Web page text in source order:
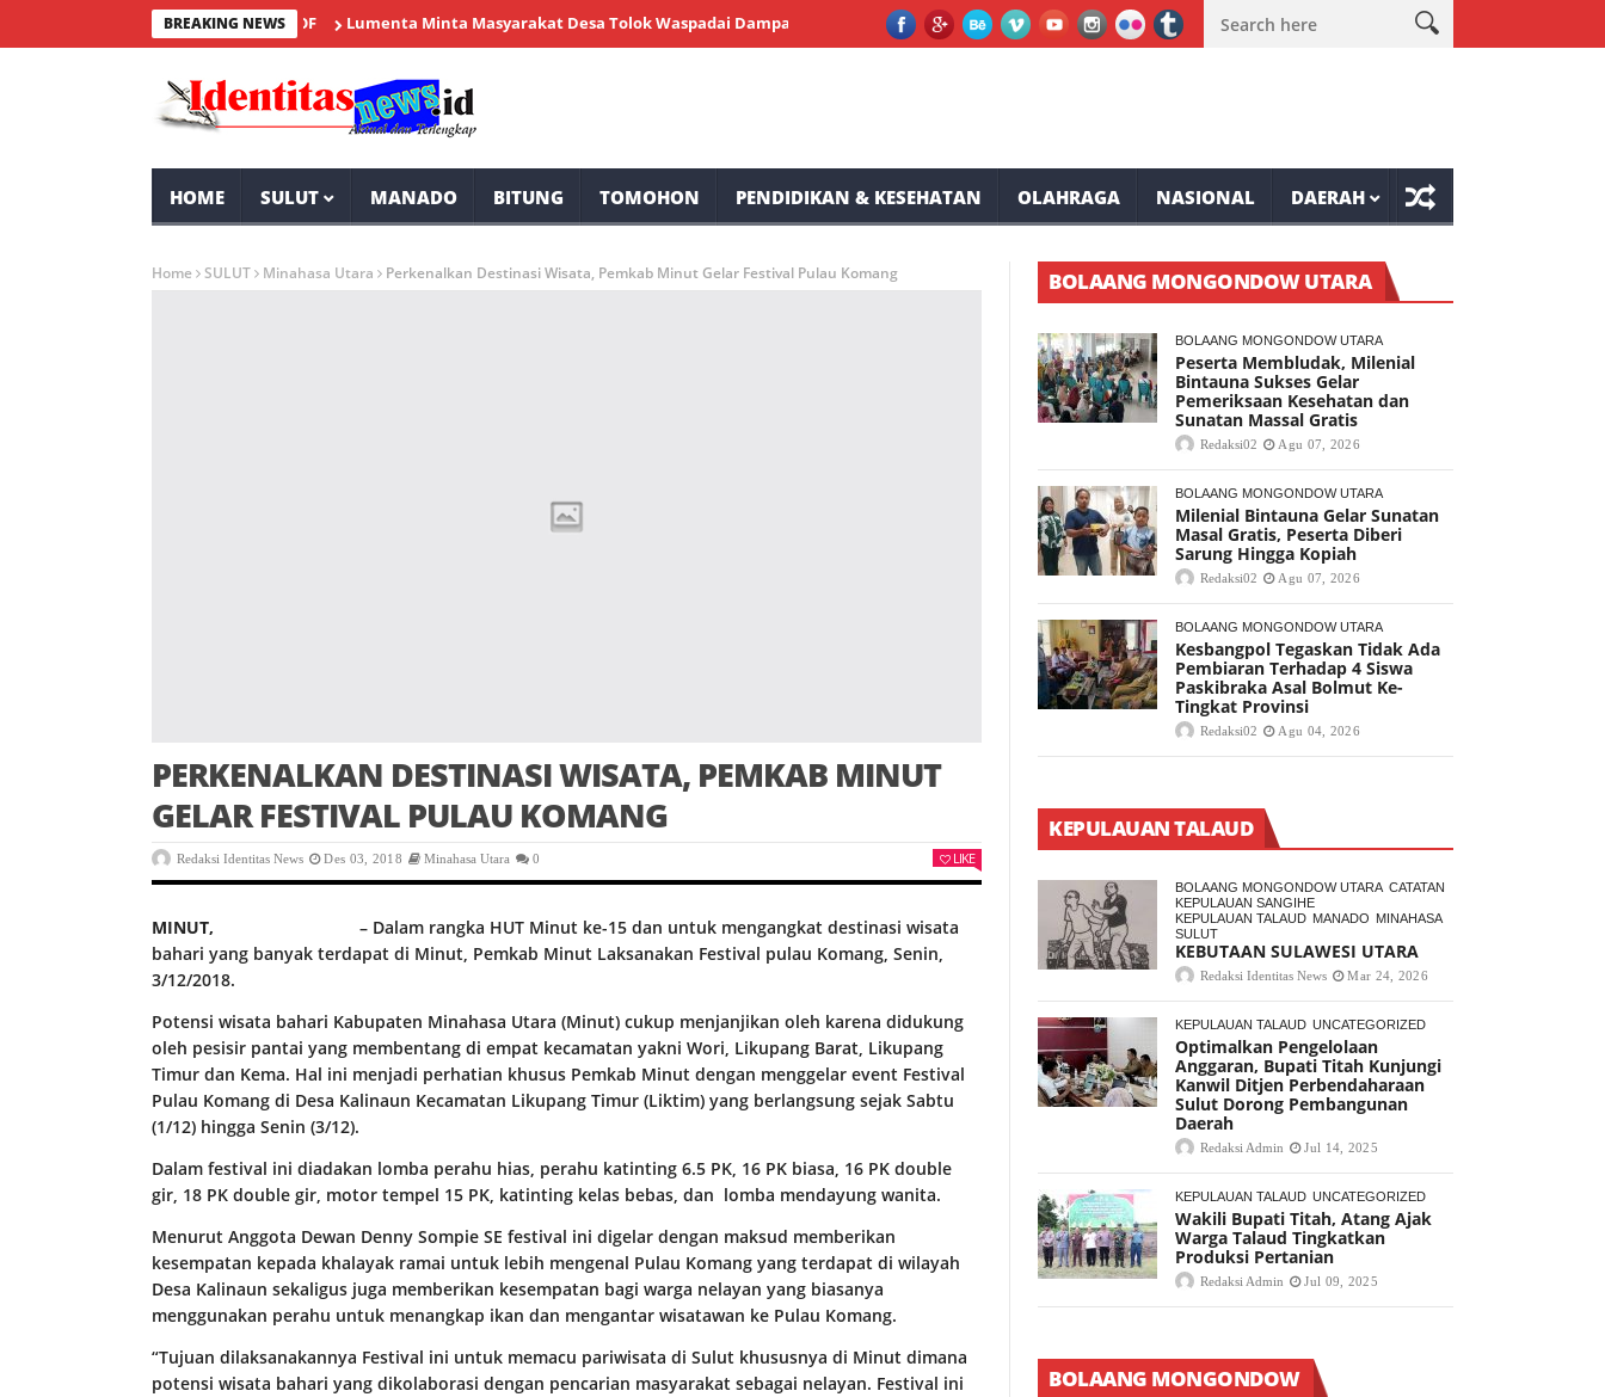
BREAKING NEWSLumenta Minta Masyarakat Desa Tolok Waspadai Dampak El Nino Peserta Membludak, Milenial Bintauna Sukses Gelar Pemeriksaan Kesehatan dan Sunatan Massal
HOME SULUT MANADO BITUNG TOMOHON PENDIDIKAN & KESEHATAN OLAHRAGA NASIONAL DAERAH
Home SULUT Minahasa Utara Perkenalkan Destinasi Wisata, Pemkab Minut Gelar Festival Pulau Komang
PERKENALKAN DESTINASI WISATA, PEMKAB MINUT
GELAR FESTIVAL PULAU KOMANG
Redaksi Identitas News Des 03, 2018 Minahasa Utara 0 LIKE
MINUT,
– Dalam rangka HUT Minut ke-15 dan untuk mengangkat destinasi wisata
bahari yang banyak terdapat di Minut, Pemkab Minut Laksanakan Festival pulau Komang, Senin,
3/12/2018.
Potensi wisata bahari Kabupaten Minahasa Utara (Minut) cukup menjanjikan oleh karena didukung
oleh pesisir pantai yang membentang di empat kecamatan yakni Wori, Likupang Barat, Likupang
Timur dan Kema. Hal ini menjadi perhatian khusus Pemkab Minut dengan menggelar event Festival
Pulau Komang di Desa Kalinaun Kecamatan Likupang Timur (Liktim) yang berlangsung sejak Sabtu
(1/12) hingga Senin (3/12).
Dalam festival ini diadakan lomba perahu hias, perahu katinting 6.5 PK, 16 PK biasa, 16 PK double
gir, 18 PK double gir, motor tempel 15 PK, katinting kelas bebas, dan lomba mendayung wanita.
Menurut Anggota Dewan Denny Sompie SE festival ini digelar dengan maksud memberikan
kesempatan kepada khalayak ramai untuk lebih mengenal Pulau Komang yang terdapat di wilayah
Desa Kalinaun sekaligus juga memberikan kesempatan bagi warga nelayan yang biasanya
menggunakan perahu untuk menangkap ikan dan mengantar wisatawan ke Pulau Komang.
“Tujuan dilaksanakannya Festival ini untuk memacu pariwisata di Sulut khususnya di Minut dimana
potensi wisata bahari yang dikolaborasi dengan pencarian masyarakat sebagai nelayan. Festival ini
BOLAANG MONGONDOW UTARA
BOLAANG MONGONDOW UTARA
Peserta Membludak, Milenial
Bintauna Sukses Gelar
Pemeriksaan Kesehatan dan
Sunatan Massal Gratis
Redaksi02 Agu 07, 2026
BOLAANG MONGONDOW UTARA
Milenial Bintauna Gelar Sunatan
Masal Gratis, Peserta Diberi
Sarung Hingga Kopiah
Redaksi02 Agu 07, 2026
BOLAANG MONGONDOW UTARA
Kesbangpol Tegaskan Tidak Ada
Pembiaran Terhadap 4 Siswa
Paskibraka Asal Bolmut Ke-
Tingkat Provinsi
Redaksi02 Agu 04, 2026
KEPULAUAN TALAUD
BOLAANG MONGONDOW UTARA CATATAN
KEPULAUAN SANGIHE
KEPULAUAN TALAUD MANADO MINAHASA
SULUT
KEBUTAAN SULAWESI UTARA
Redaksi Identitas News Mar 24, 2026
KEPULAUAN TALAUD UNCATEGORIZED
Optimalkan Pengelolaan
Anggaran, Bupati Titah Kunjungi
Kanwil Ditjen Perbendaharaan
Sulut Dorong Pembangunan
Daerah
Redaksi Admin Jul 14, 2025
KEPULAUAN TALAUD UNCATEGORIZED
Wakili Bupati Titah, Atang Ajak
Warga Talaud Tingkatkan
Produksi Pertanian
Redaksi Admin Jul 09, 2025
BOLAANG MONGONDOW